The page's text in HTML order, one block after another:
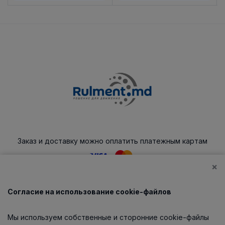
Заказ и доставку можно оплатить платежным картам
Каталог
×
Согласие на использование cookie-файлов
Мы используем собственные и сторонние cookie-файлы